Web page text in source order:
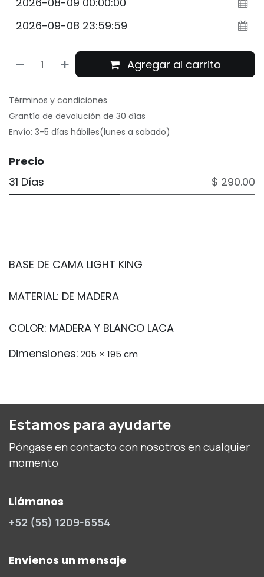
Agregar al carrito
Términos y condiciones
Grantía de devolución de 30 días
Envío: 3-5 días hábiles(lunes a sabado)
Precio
31 Días
$ 290.00
BASE DE CAMA LIGHT KING
MATERIAL: DE MADERA
COLOR: MADERA Y BLANCO LACA
Dimensiones: 205 × 195 cm
Estamos para ayudarte
Póngase en contacto con nosotros en cualquier
momento
Llámanos
+52 (55) 1209-6554
Envíenos un mensaje